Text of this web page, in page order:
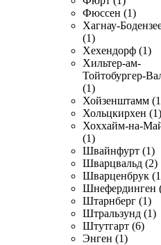
Фюссен (1)
Хагнау-
(1)
Хехендорф (1)
Хильтер-ам-
Тойтобургер-
(1)
Хойзенштамм
Хольцкирхен (1)
Хоххайм-на-
(1)
Швайнфурт (1)
Шварцвальд (2)
Шварценбрук
Шнефердинген
Штарнберг (1)
Штральзунд (1)
Штутгарт (6)
Энген (1)